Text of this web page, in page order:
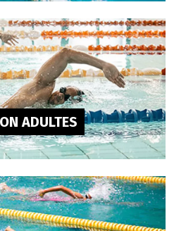
ADULTES